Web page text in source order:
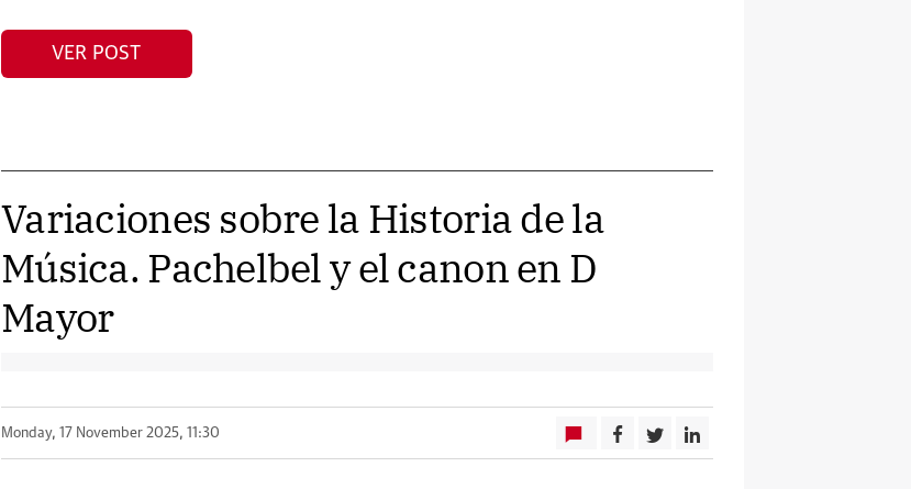
VER POST
Variaciones sobre la Historia de la
Música. Pachelbel y el canon en D
Mayor
Monday, 17 November 2025, 11:30